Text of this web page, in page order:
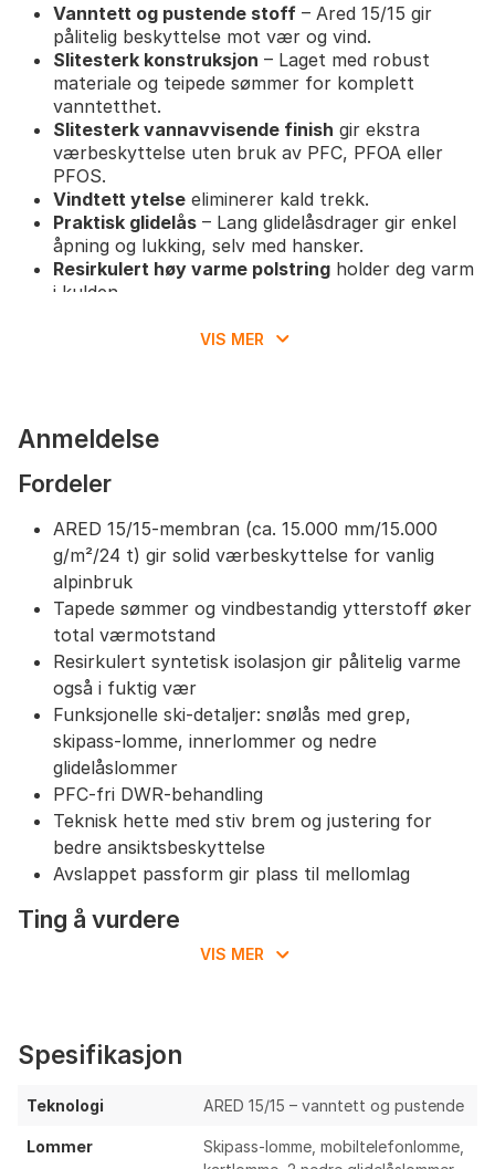
Vanntett og pustende stoff – Ared 15/15 gir
pålitelig beskyttelse mot vær og vind.
Slitesterk konstruksjon – Laget med robust
materiale og teipede sømmer for komplett
vanntetthet.
Slitesterk vannavvisende finish gir ekstra
værbeskyttelse uten bruk av PFC, PFOA eller
PFOS.
Vindtett ytelse eliminerer kald trekk.
Praktisk glidelås – Lang glidelåsdrager gir enkel
åpning og lukking, selv med hansker.
Resirkulert høy varme polstring holder deg varm
i kulden.
snøskjørt med gelgrep for ekstra komfort og
Innvendige lommer
kart.
To nedre lommer med glidelås
Tommelhullfor ekstra komfort og varme på
hendene.
Miljøvennlig valg
– Laget uten skadelige
kjemikalier.
Størrelse- og passformanbefalinger
Avslappet passform som gir god bevegelsesfrihet
og plass til ekstra lag under.
Anbefales å velge normal størrelse for god
komfort, eller én størrelse opp for løsere
passform eller tykkere underlag.
VIS MER
Anmeldelse
Fordeler
ARED 15/15-membran (ca. 15.000 mm/15.000
g/m²/24 t) gir solid værbeskyttelse for vanlig
alpinbruk
Tapede sømmer og vindbestandig ytterstoff øker
total værmotstand
Resirkulert syntetisk isolasjon gir pålitelig varme
også i fuktig vær
Funksjonelle ski-detaljer: snølås med grep,
skipass-lomme, innerlommer og nedre
glidelåslommer
PFC-fri DWR-behandling
Teknisk hette med stiv brem og justering for
bedre ansiktsbeskyttelse
Avslappet passform gir plass til mellomlag
Ting å vurdere
Ingen oppgitt vekt; kan være relativt
kan begrense varmeregulering ved høy intensitet
15k pusteevne er middels – kan bli klam ved
anstrengende aktivitet
langtids holdbarhet ved hyppig heiskjøring og
VIS MER
Spesifikasjon
Teknologi ARED 15/15 – vanntett og pustende
Lommer
Skipass-lomme, mobiltelefonlomme,